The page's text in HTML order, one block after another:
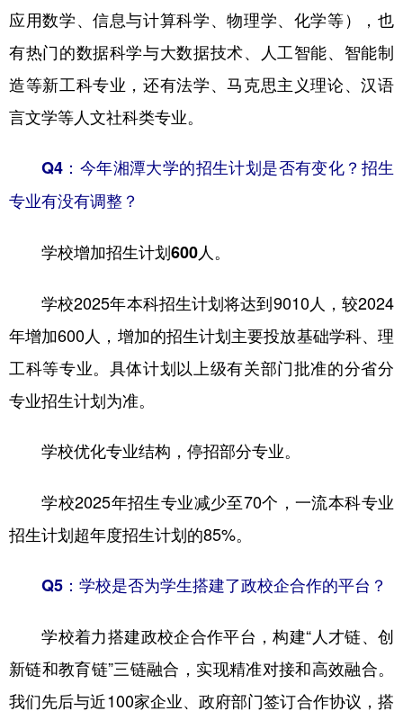
应用数学、信息与计算科学、物理学、化学等），也
有热门的数据科学与大数据技术、人工智能、智能制
造等新工科专业，还有法学、马克思主义理论、汉语
言文学等人文社科类专业。
Q4：今年湘潭大学的招生计划是否有变化？招生
专业有没有调整？
学校增加招生计划600人。
学校2025年本科招生计划将达到9010人，较2024
年增加600人，增加的招生计划主要投放基础学科、理
工科等专业。具体计划以上级有关部门批准的分省分
专业招生计划为准。
学校优化专业结构，停招部分专业。
学校2025年招生专业减少至70个，一流本科专业
招生计划超年度招生计划的85%。
Q5：学校是否为学生搭建了政校企合作的平台？
学校着力搭建政校企合作平台，构建“人才链、创
新链和教育链”三链融合，实现精准对接和高效融合。
我们先后与近100家企业、政府部门签订合作协议，搭